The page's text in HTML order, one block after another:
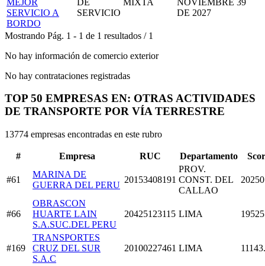
SERVICIO A
BORDO
SERVICIO
DE 2027
Mostrando Pág. 1 - 1 de 1 resultados / 1
No hay información de comercio exterior
No hay contrataciones registradas
TOP 50 EMPRESAS EN: OTRAS ACTIVIDADES
DE TRANSPORTE POR VÍA TERRESTRE
13774 empresas encontradas en este rubro
# Empresa RUC Departamento
#61
MARINA DE
GUERRA DEL PERU
20153408191
PROV.
CONST. DEL
CALLAO
#66
OBRASCON
HUARTE LAIN
S.A.SUC.DEL PERU
20425123115 LIMA
#169
TRANSPORTES
CRUZ DEL SUR
S.A.C
20100227461 LIMA